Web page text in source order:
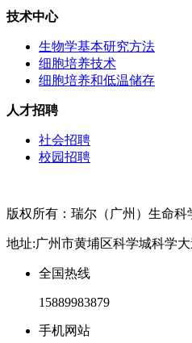
技术中心
生物学基本研究方法
细胞培养技术
细胞培养和低温储存
人才招聘
社会招聘
校园招聘
版权所有：瑞尔（广州）生命科
地址:广州市黄埔区科学城科学
全国热线
15889983879
手机网站